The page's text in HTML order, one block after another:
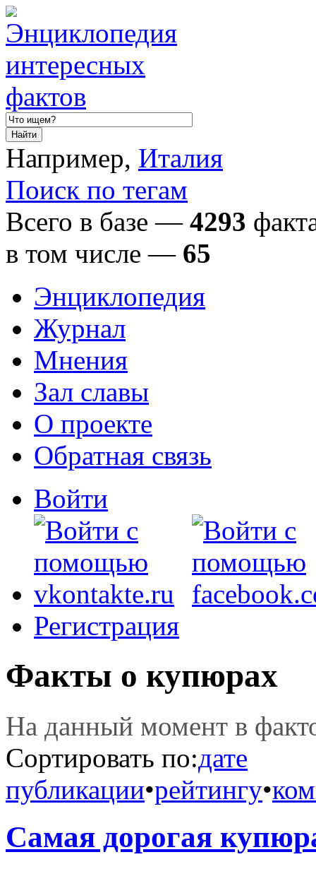
Например, Италия
Поиск по тегам
Всего в базе — 4293
в том числе— 65
Энциклопедия
Журнал
Мнения
Зал славы
О проекте
Обратная связь
Войти
Регистрация
Факты о купюрах
На данный момент в
Сортировать по:дате
публикации•рейтингу•
Самая дорогая